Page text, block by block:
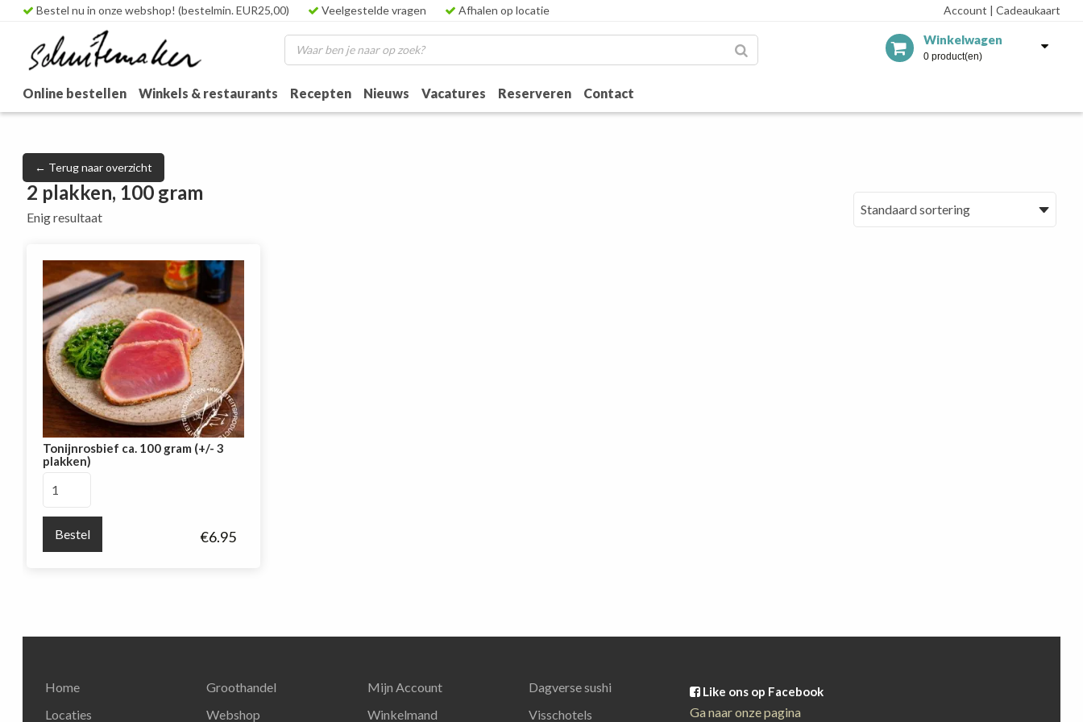
Bestel nu in onze webshop! (bestelmin. EUR25,00) Veelgestelde vragen Afhalen op locatie Account | Cadeaukaart
Winkelwagen
0 product(en)
Online bestellen Winkels & restaurants Recepten Nieuws Vacatures Reserveren Contact
← Terug naar overzicht
2 plakken, 100 gram
Enig resultaat
Tonijnrosbief ca. 100 gram (+/- 3
plakken)
€6.95
gram
Bestel
Home
Locaties
Groothandel
Webshop
Mijn Account
Winkelmand
Dagverse sushi
Visschotels
Like ons op Facebook
Ga naar onze pagina